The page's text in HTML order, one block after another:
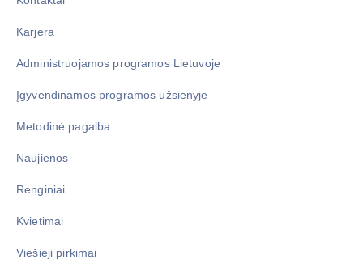
Karjera
Administruojamos programos Lietuvoje
Įgyvendinamos programos užsienyje
Metodinė pagalba
Naujienos
Renginiai
Kvietimai
Viešieji pirkimai